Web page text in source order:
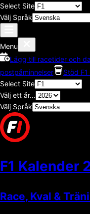
Select Site
Välj Språk
Menu
Lägg till racetider och
postpåminnelser
Stöd
Select Site
Välj ett år...
Välj Språk
F1 Kalender
Race, Kval &